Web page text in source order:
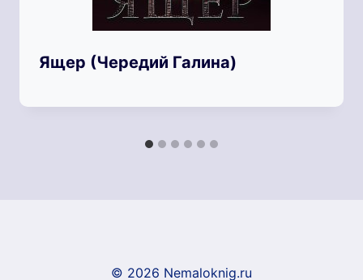
Ящер (Чередий Галина)
© 2026 Nemaloknig.ru